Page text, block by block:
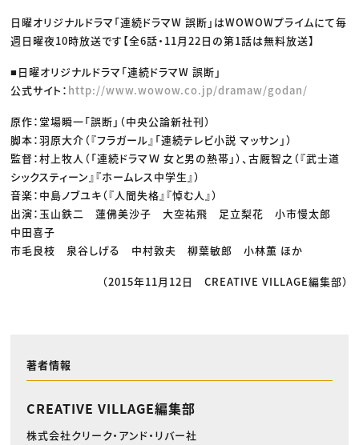
日曜オリジナルドラマ「連続ドラマW 誤断」はWOWOWプライムにて毎
週日曜夜10時放送です【全6話・11月22日の第1話は無料放送】
■日曜オリジナルドラマ「連続ドラマW 誤断」
公式サイト： http://www.wowow.co.jp/dramaw/godan/
原作：堂場瞬一「誤断」（中央公論新社刊）
脚本：羽原大介（『フラガール』「連続テレビ小説 マッサン」）
監督：村上牧人（「連続ドラマＷ 女と男の熱帯」）、古厩智之（『武士道
シックスティーン』『ホームレス中学生』）
音楽：中島ノブユキ（『人間失格』『悼む人』）
出演：玉山鉄二 蓮佛美沙子 大空祐飛 足立梨花 小市慢太郎
中田喜子
市毛良枝 泉谷しげる 中村敦夫 柳葉敏郎 小林薫 ほか
（2015年11月12日 CREATIVE VILLAGE編集部）
著者情報
CREATIVE VILLAGE編集部
株式会社クリーク・アンド・リバー社